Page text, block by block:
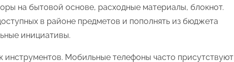
на бытовой основе, расходные материалы, блокнот.
в районе предметов и пополнять из бюджета
инициативы.
Мобильные телефоны часто присутствуют